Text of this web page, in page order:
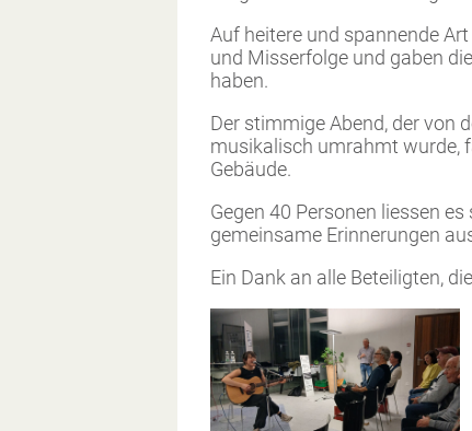
Auf heitere und spannende
und Misserfolge und gaben
haben.
Der stimmige Abend, der von
musikalisch umrahmt wurde,
Gebäude.
Gegen 40 Personen liessen
gemeinsame Erinnerungen
Ein Dank an alle Beteiligten,